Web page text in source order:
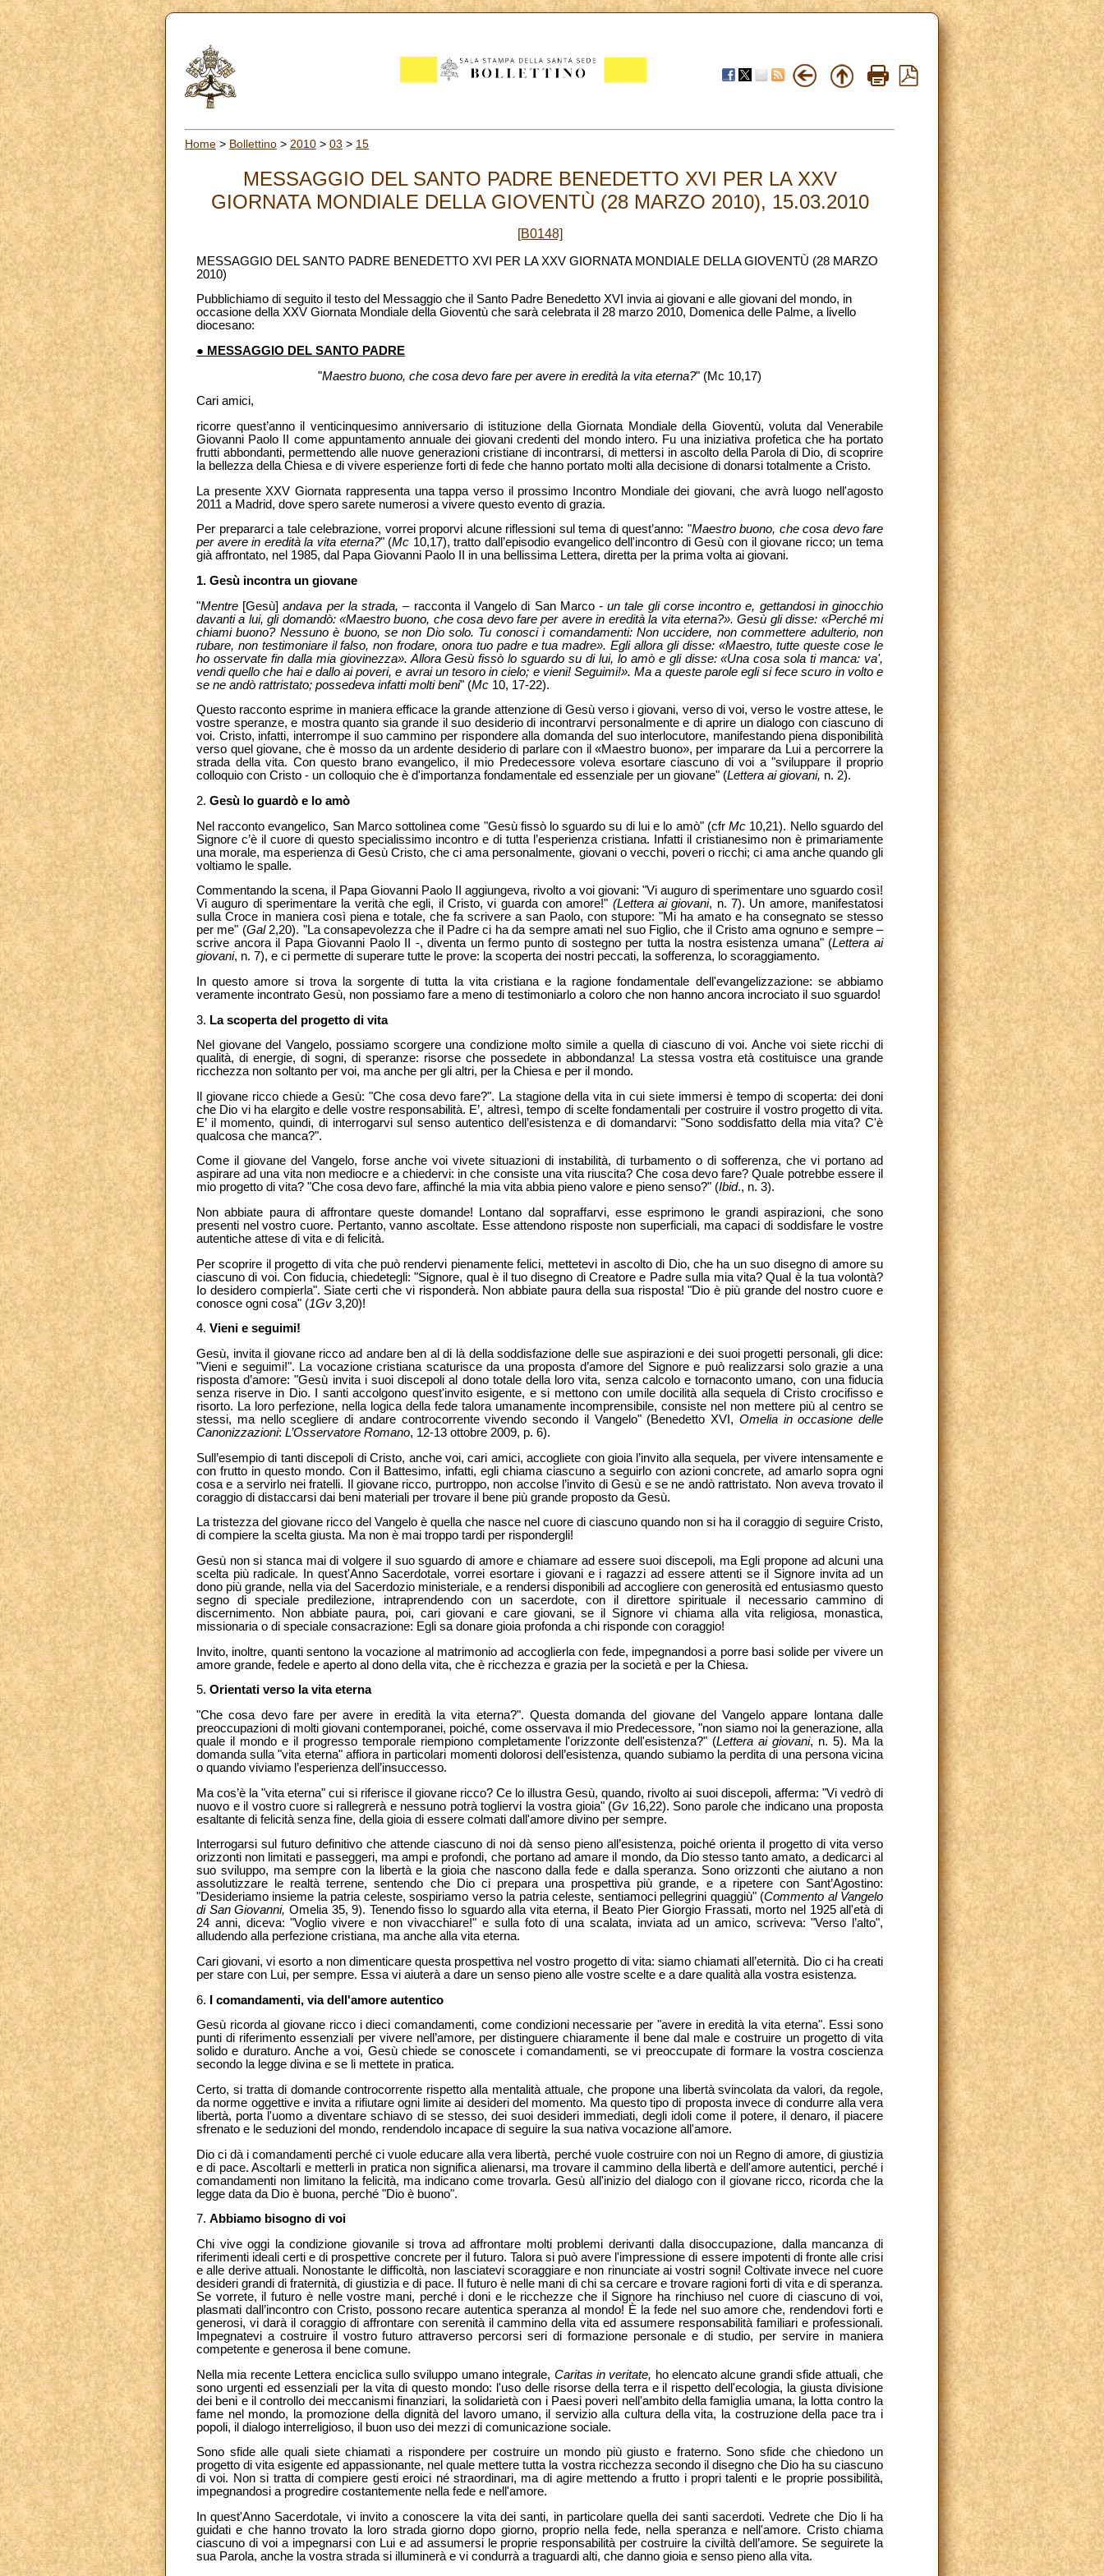
Home > Bollettino > 2010 > 03 > 15
MESSAGGIO DEL SANTO PADRE BENEDETTO XVI PER LA XXV
GIORNATA MONDIALE DELLA GIOVENTÙ (28 MARZO 2010), 15.03.2010
[B0148]
MESSAGGIO DEL SANTO PADRE BENEDETTO XVI PER LA XXV GIORNATA MONDIALE DELLA GIOVENTÙ (28 MARZO
2010)
Pubblichiamo di seguito il testo del Messaggio che il Santo Padre Benedetto XVI invia ai giovani e alle giovani del mondo, in
occasione della XXV Giornata Mondiale della Gioventù che sarà celebrata il 28 marzo 2010, Domenica delle Palme, a livello
diocesano:
● MESSAGGIO DEL SANTO PADRE
"Maestro buono, che cosa devo fare per avere in eredità la vita eterna?" (Mc 10,17)
Cari amici,
ricorre quest’anno il venticinquesimo anniversario di istituzione della Giornata Mondiale della Gioventù, voluta dal Venerabile
Giovanni Paolo II come appuntamento annuale dei giovani credenti del mondo intero. Fu una iniziativa profetica che ha portato
frutti abbondanti, permettendo alle nuove generazioni cristiane di incontrarsi, di mettersi in ascolto della Parola di Dio, di scoprire
la bellezza della Chiesa e di vivere esperienze forti di fede che hanno portato molti alla decisione di donarsi totalmente a Cristo.
La presente XXV Giornata rappresenta una tappa verso il prossimo Incontro Mondiale dei giovani, che avrà luogo nell'agosto
2011 a Madrid, dove spero sarete numerosi a vivere questo evento di grazia.
Per prepararci a tale celebrazione, vorrei proporvi alcune riflessioni sul tema di quest’anno: "Maestro buono, che cosa devo fare
per avere in eredità la vita eterna?" (Mc 10,17), tratto dall’episodio evangelico dell'incontro di Gesù con il giovane ricco; un tema
già affrontato, nel 1985, dal Papa Giovanni Paolo II in una bellissima Lettera, diretta per la prima volta ai giovani.
1. Gesù incontra un giovane
"Mentre [Gesù] andava per la strada, – racconta il Vangelo di San Marco- un tale gli corse incontro e, gettandosi in ginocchio
davanti a lui, gli domandò: «Maestro buono, che cosa devo fare per avere in eredità la vita eterna?». Gesù gli disse: «Perché mi
chiami buono? Nessuno è buono, se non Dio solo. Tu conosci i comandamenti: Non uccidere, non commettere adulterio, non
rubare, non testimoniare il falso, non frodare, onora tuo padre e tua madre». Egli allora gli disse: «Maestro, tutte queste cose le
ho osservate fin dalla mia giovinezza». Allora Gesù fissò lo sguardo su di lui, lo amò e gli disse: «Una cosa sola ti manca: va',
vendi quello che hai e dallo ai poveri, e avrai un tesoro in cielo; e vieni! Seguimi!». Ma a queste parole egli si fece scuro in volto e
se ne andò rattristato; possedeva infatti molti beni" (Mc 10, 17-22).
Questo racconto esprime in maniera efficace la grande attenzione di Gesù verso i giovani, verso di voi, verso le vostre attese, le
vostre speranze, e mostra quanto sia grande il suo desiderio di incontrarvi personalmente e di aprire un dialogo con ciascuno di
voi. Cristo, infatti, interrompe il suo cammino per rispondere alla domanda del suo interlocutore, manifestando piena disponibilità
verso quel giovane, che è mosso da un ardente desiderio di parlare con il «Maestro buono», per imparare da Lui a percorrere la
strada della vita. Con questo brano evangelico, il mio Predecessore voleva esortare ciascuno di voi a "sviluppare il proprio
colloquio con Cristo - un colloquio che è d'importanza fondamentale ed essenziale per un giovane" (Lettera ai giovani, n. 2).
2. Gesù lo guardò e lo amò
Nel racconto evangelico, San Marco sottolinea come "Gesù fissò lo sguardo su di lui e lo amò" (cfrMc 10,21). Nello sguardo del
Signore c’è il cuore di questo specialissimo incontro e di tutta l’esperienza cristiana. Infatti il cristianesimo non è primariamente
una morale, ma esperienza di Gesù Cristo, che ci ama personalmente, giovani o vecchi, poveri o ricchi; ci ama anche quando gli
voltiamo le spalle.
Commentando la scena, il Papa Giovanni Paolo II aggiungeva, rivolto a voi giovani: "Vi auguro di sperimentare uno sguardo così!
Vi auguro di sperimentare la verità che egli, il Cristo, vi guarda con amore!" (Lettera ai giovani, n. 7). Un amore, manifestatosi
sulla Croce in maniera così piena e totale, che fa scrivere a san Paolo, con stupore: "Mi ha amato e ha consegnato se stesso
per me" (Gal2,20). "La consapevolezza che il Padre ci ha da sempre amati nel suo Figlio, che il Cristo ama ognuno e sempre –
scrive ancora il Papa Giovanni Paolo II -, diventa un fermo punto di sostegno per tutta la nostra esistenza umana" (Lettera ai
giovani, n. 7), e ci permette di superare tutte le prove: la scoperta dei nostri peccati, la sofferenza, lo scoraggiamento.
In questo amore si trova la sorgente di tutta la vita cristiana e la ragione fondamentale dell'evangelizzazione: se abbiamo
veramente incontrato Gesù, non possiamo fare a meno di testimoniarlo a coloro che non hanno ancora incrociato il suo sguardo!
3. La scoperta del progetto di vita
Nel giovane del Vangelo, possiamo scorgere una condizione molto simile a quella di ciascuno di voi. Anche voi siete ricchi di
qualità, di energie, di sogni, di speranze: risorse che possedete in abbondanza! La stessa vostra età costituisce una grande
ricchezza non soltanto per voi, ma anche per gli altri, per la Chiesa e per il mondo.
Il giovane ricco chiede a Gesù: "Che cosa devo fare?". La stagione della vita in cui siete immersi è tempo di scoperta: dei doni
che Dio vi ha elargito e delle vostre responsabilità. E’, altresì, tempo di scelte fondamentali per costruire il vostro progetto di vita.
E’ il momento, quindi, di interrogarvi sul senso autentico dell’esistenza e di domandarvi: "Sono soddisfatto della mia vita? C'è
qualcosa che manca?".
Come il giovane del Vangelo, forse anche voi vivete situazioni di instabilità, di turbamento o di sofferenza, che vi portano ad
aspirare ad una vita non mediocre e a chiedervi: in che consiste una vita riuscita? Che cosa devo fare? Quale potrebbe essere il
mio progetto di vita? "Che cosa devo fare, affinché la mia vita abbia pieno valore e pieno senso?" (Ibid., n. 3).
Non abbiate paura di affrontare queste domande! Lontano dal sopraffarvi, esse esprimono le grandi aspirazioni, che sono
presenti nel vostro cuore. Pertanto, vanno ascoltate. Esse attendono risposte non superficiali, ma capaci di soddisfare le vostre
autentiche attese di vita e di felicità.
Per scoprire il progetto di vita che può rendervi pienamente felici, mettetevi in ascolto di Dio, che ha un suo disegno di amore su
ciascuno di voi. Con fiducia, chiedetegli: "Signore, qual è il tuo disegno di Creatore e Padre sulla mia vita? Qual è la tua volontà?
Io desidero compierla". Siate certi che vi risponderà. Non abbiate paura della sua risposta! "Dio è più grande del nostro cuore e
conosce ogni cosa" (1Gv 3,20)!
4. Vieni e seguimi!
Gesù, invita il giovane ricco ad andare ben al di là della soddisfazione delle sue aspirazioni e dei suoi progetti personali, gli dice:
"Vieni e seguimi!". La vocazione cristiana scaturisce da una proposta d’amore del Signore e può realizzarsi solo grazie a una
risposta d’amore: "Gesù invita i suoi discepoli al dono totale della loro vita, senza calcolo e tornaconto umano, con una fiducia
senza riserve in Dio. I santi accolgono quest'invito esigente, e si mettono con umile docilità alla sequela di Cristo crocifisso e
risorto. La loro perfezione, nella logica della fede talora umanamente incomprensibile, consiste nel non mettere più al centro se
stessi, ma nello scegliere di andare controcorrente vivendo secondo il Vangelo" (Benedetto XVI, Omelia in occasione delle
Canonizzazioni: L’Osservatore Romano, 12-13 ottobre 2009, p. 6).
Sull’esempio di tanti discepoli di Cristo, anche voi, cari amici, accogliete con gioia l’invito alla sequela, per vivere intensamente e
con frutto in questo mondo. Con il Battesimo, infatti, egli chiama ciascuno a seguirlo con azioni concrete, ad amarlo sopra ogni
cosa e a servirlo nei fratelli. Il giovane ricco, purtroppo, non accolse l’invito di Gesù e se ne andò rattristato. Non aveva trovato il
coraggio di distaccarsi dai beni materiali per trovare il bene più grande proposto da Gesù.
La tristezza del giovane ricco del Vangelo è quella che nasce nel cuore di ciascuno quando non si ha il coraggio di seguire Cristo,
di compiere la scelta giusta. Ma non è mai troppo tardi per rispondergli!
Gesù non si stanca mai di volgere il suo sguardo di amore e chiamare ad essere suoi discepoli, ma Egli propone ad alcuni una
scelta più radicale. In quest'Anno Sacerdotale, vorrei esortare i giovani e i ragazzi ad essere attenti se il Signore invita ad un
dono più grande, nella via del Sacerdozio ministeriale, e a rendersi disponibili ad accogliere con generosità ed entusiasmo questo
segno di speciale predilezione, intraprendendo con un sacerdote, con il direttore spirituale il necessario cammino di
discernimento. Non abbiate paura, poi, cari giovani e care giovani, se il Signore vi chiama alla vita religiosa, monastica,
missionaria o di speciale consacrazione: Egli sa donare gioia profonda a chi risponde con coraggio!
Invito, inoltre, quanti sentono la vocazione al matrimonio ad accoglierla con fede, impegnandosi a porre basi solide per vivere un
amore grande, fedele e aperto al dono della vita, che è ricchezza e grazia per la società e per la Chiesa.
5. Orientati verso la vita eterna
"Che cosa devo fare per avere in eredità la vita eterna?". Questa domanda del giovane del Vangelo appare lontana dalle
preoccupazioni di molti giovani contemporanei, poiché, come osservava il mio Predecessore, "non siamo noi la generazione, alla
quale il mondo e il progresso temporale riempiono completamente l'orizzonte dell'esistenza?" (Lettera ai giovani, n. 5). Ma la
domanda sulla "vita eterna" affiora in particolari momenti dolorosi dell’esistenza, quando subiamo la perdita di una persona vicina
o quando viviamo l’esperienza dell’insuccesso.
Ma cos’è la "vita eterna" cui si riferisce il giovane ricco? Ce lo illustra Gesù, quando, rivolto ai suoi discepoli, afferma: "Vi vedrò di
nuovo e il vostro cuore si rallegrerà e nessuno potrà togliervi la vostra gioia" (Gv 16,22). Sono parole che indicano una proposta
esaltante di felicità senza fine, della gioia di essere colmati dall'amore divino per sempre.
Interrogarsi sul futuro definitivo che attende ciascuno di noi dà senso pieno all’esistenza, poiché orienta il progetto di vita verso
orizzonti non limitati e passeggeri, ma ampi e profondi, che portano ad amare il mondo, da Dio stesso tanto amato, a dedicarci al
suo sviluppo, ma sempre con la libertà e la gioia che nascono dalla fede e dalla speranza. Sono orizzonti che aiutano a non
assolutizzare le realtà terrene, sentendo che Dio ci prepara una prospettiva più grande, e a ripetere con Sant’Agostino:
"Desideriamo insieme la patria celeste, sospiriamo verso la patria celeste, sentiamoci pellegrini quaggiù" (Commento al Vangelo
di San Giovanni, Omelia 35, 9). Tenendo fisso lo sguardo alla vita eterna, il Beato Pier Giorgio Frassati, morto nel 1925 all'età di
24 anni, diceva: "Voglio vivere e non vivacchiare!" e sulla foto di una scalata, inviata ad un amico, scriveva: "Verso l’alto",
alludendo alla perfezione cristiana, ma anche alla vita eterna.
Cari giovani, vi esorto a non dimenticare questa prospettiva nel vostro progetto di vita: siamo chiamati all’eternità. Dio ci ha creati
per stare con Lui, per sempre. Essa vi aiuterà a dare un senso pieno alle vostre scelte e a dare qualità alla vostra esistenza.
6.
I comandamenti, via dell'amore autentico
Gesù ricorda al giovane ricco i dieci comandamenti, come condizioni necessarie per "avere in eredità la vita eterna". Essi sono
punti di riferimento essenziali per vivere nell’amore, per distinguere chiaramente il bene dal male e costruire un progetto di vita
solido e duraturo. Anche a voi, Gesù chiede se conoscete i comandamenti, se vi preoccupate di formare la vostra coscienza
secondo la legge divina e se li mettete in pratica.
Certo, si tratta di domande controcorrente rispetto alla mentalità attuale, che propone una libertà svincolata da valori, da regole,
da norme oggettive e invita a rifiutare ogni limite ai desideri del momento. Ma questo tipo di proposta invece di condurre alla vera
libertà, porta l'uomo a diventare schiavo di se stesso, dei suoi desideri immediati, degli idoli come il potere, il denaro, il piacere
sfrenato e le seduzioni del mondo, rendendolo incapace di seguire la sua nativa vocazione all'amore.
Dio ci dà i comandamenti perché ci vuole educare alla vera libertà, perché vuole costruire con noi un Regno di amore, di giustizia
e di pace. Ascoltarli e metterli in pratica non significa alienarsi, ma trovare il cammino della libertà e dell'amore autentici, perché i
comandamenti non limitano la felicità, ma indicano come trovarla. Gesù all'inizio del dialogo con il giovane ricco, ricorda che la
legge data da Dio è buona, perché "Dio è buono".
7. Abbiamo bisogno di voi
Chi vive oggi la condizione giovanile si trova ad affrontare molti problemi derivanti dalla disoccupazione, dalla mancanza di
riferimenti ideali certi e di prospettive concrete per il futuro. Talora si può avere l'impressione di essere impotenti di fronte alle crisi
e alle derive attuali. Nonostante le difficoltà, non lasciatevi scoraggiare e non rinunciate ai vostri sogni! Coltivate invece nel cuore
desideri grandi di fraternità, di giustizia e di pace. Il futuro è nelle mani di chi sa cercare e trovare ragioni forti di vita e di speranza.
Se vorrete, il futuro è nelle vostre mani, perché i doni e le ricchezze che il Signore ha rinchiuso nel cuore di ciascuno di voi,
plasmati dall’incontro con Cristo, possono recare autentica speranza al mondo! È la fede nel suo amore che, rendendovi forti e
generosi, vi darà il coraggio di affrontare con serenità il cammino della vita ed assumere responsabilità familiari e professionali.
Impegnatevi a costruire il vostro futuro attraverso percorsi seri di formazione personale e di studio, per servire in maniera
competente e generosa il bene comune.
Nella mia recente Lettera enciclica sullo sviluppo umano integrale, Caritas in veritate, ho elencato alcune grandi sfide attuali, che
sono urgenti ed essenziali per la vita di questo mondo: l'uso delle risorse della terra e il rispetto dell'ecologia, la giusta divisione
dei beni e il controllo dei meccanismi finanziari, la solidarietà con i Paesi poveri nell'ambito della famiglia umana, la lotta contro la
fame nel mondo, la promozione della dignità del lavoro umano, il servizio alla cultura della vita, la costruzione della pace tra i
popoli, il dialogo interreligioso, il buon uso dei mezzi di comunicazione sociale.
Sono sfide alle quali siete chiamati a rispondere per costruire un mondo più giusto e fraterno. Sono sfide che chiedono un
progetto di vita esigente ed appassionante, nel quale mettere tutta la vostra ricchezza secondo il disegno che Dio ha su ciascuno
di voi. Non si tratta di compiere gesti eroici né straordinari, ma di agire mettendo a frutto i propri talenti e le proprie possibilità,
impegnandosi a progredire costantemente nella fede e nell'amore.
In quest'Anno Sacerdotale, vi invito a conoscere la vita dei santi, in particolare quella dei santi sacerdoti. Vedrete che Dio li ha
guidati e che hanno trovato la loro strada giorno dopo giorno, proprio nella fede, nella speranza e nell'amore. Cristo chiama
ciascuno di voi a impegnarsi con Lui e ad assumersi le proprie responsabilità per costruire la civiltà dell’amore. Se seguirete la
sua Parola, anche la vostra strada si illuminerà e vi condurrà a traguardi alti, che danno gioia e senso pieno alla vita.